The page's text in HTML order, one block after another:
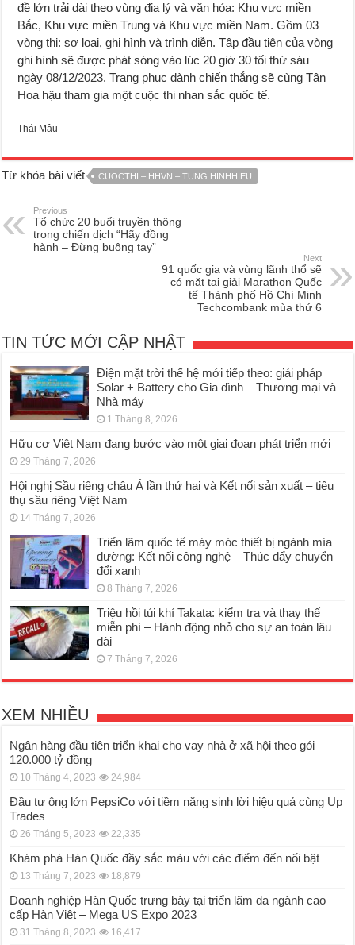
đề lớn trải dài theo vùng địa lý và văn hóa: Khu vực miền
Bắc, Khu vực miền Trung và Khu vực miền Nam. Gồm 03
vòng thi: sơ loại, ghi hình và trình diễn. Tập đầu tiên của vòng
ghi hình sẽ được phát sóng vào lúc 20 giờ 30 tối thứ sáu
ngày 08/12/2023. Trang phục dành chiến thắng sẽ cùng Tân
Hoa hậu tham gia một cuộc thi nhan sắc quốc tế.
Thái Mậu
Từ khóa bài viết CUOCTHI – HHVN – TUNG HINHHIEU
Previous
Tổ chức 20 buổi truyền thông
trong chiến dịch “Hãy đồng
hành – Đừng buông tay”
Next
91 quốc gia và vùng lãnh thổ sẽ
có mặt tại giải Marathon Quốc
tế Thành phố Hồ Chí Minh
Techcombank mùa thứ 6
TIN TỨC MỚI CẬP NHẬT
Điện mặt trời thế hệ mới tiếp theo: giải pháp
Solar + Battery cho Gia đình – Thương mại và
Nhà máy
1 Tháng 8, 2026
Hữu cơ Việt Nam đang bước vào một giai đoạn phát triển mới
29 Tháng 7, 2026
Hội nghị Sầu riêng châu Á lần thứ hai và Kết nối sản xuất – tiêu
thụ sầu riêng Việt Nam
14 Tháng 7, 2026
Triển lãm quốc tế máy móc thiết bị ngành mía
đường: Kết nối công nghệ – Thúc đẩy chuyển
đổi xanh
8 Tháng 7, 2026
Triệu hồi túi khí Takata: kiểm tra và thay thế
miễn phí – Hành động nhỏ cho sự an toàn lâu
dài
7 Tháng 7, 2026
XEM NHIỀU
Ngân hàng đầu tiên triển khai cho vay nhà ở xã hội theo gói
120.000 tỷ đồng
10 Tháng 4, 2023 24,984
Đầu tư ông lớn PepsiCo với tiềm năng sinh lời hiệu quả cùng Up
Trades
26 Tháng 5, 2023 22,335
Khám phá Hàn Quốc đầy sắc màu với các điểm đến nổi bật
13 Tháng 7, 2023 18,879
Doanh nghiệp Hàn Quốc trưng bày tại triển lãm đa ngành cao
cấp Hàn Việt – Mega US Expo 2023
31 Tháng 8, 2023 16,417